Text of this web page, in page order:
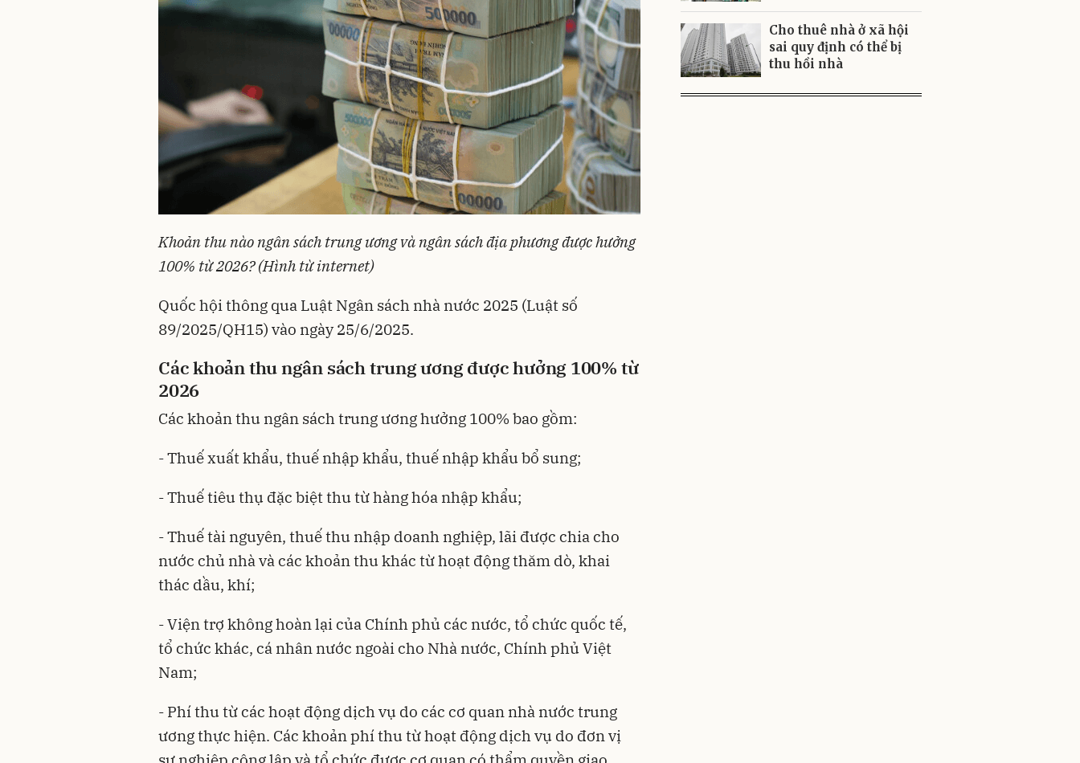
Khoản thu nào ngân sách trung ương và ngân sách địa phương được hưởng
100% từ 2026? (Hình từ internet)
Quốc hội thông qua Luật Ngân sách nhà nước 2025 (Luật số
89/2025/QH15) vào ngày 25/6/2025.
Các khoản thu ngân sách trung ương được hưởng 100% từ
2026
Các khoản thu ngân sách trung ương hưởng 100% bao gồm:
- Thuế xuất khẩu, thuế nhập khẩu, thuế nhập khẩu bổ sung;
- Thuế tiêu thụ đặc biệt thu từ hàng hóa nhập khẩu;
- Thuế tài nguyên, thuế thu nhập doanh nghiệp, lãi được chia cho
nước chủ nhà và các khoản thu khác từ hoạt động thăm dò, khai
thác dầu, khí;
- Viện trợ không hoàn lại của Chính phủ các nước, tổ chức quốc tế,
tổ chức khác, cá nhân nước ngoài cho Nhà nước, Chính phủ Việt
Nam;
- Phí thu từ các hoạt động dịch vụ do các cơ quan nhà nước trung
ương thực hiện. Các khoản phí thu từ hoạt động dịch vụ do đơn vị
Cho thuê nhà ở xã hội
sai quy định có thể bị
thu hồi nhà